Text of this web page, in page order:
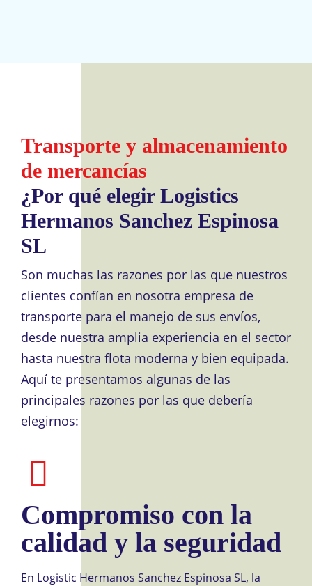
Transporte y almacenamiento
de mercancías
¿Por qué elegir Logistics
Hermanos Sanchez Espinosa
SL
Son muchas las razones por las que nuestros
clientes confían en nosotra empresa de
transporte para el manejo de sus envíos,
desde nuestra amplia experiencia en el sector
hasta nuestra flota moderna y bien equipada.
Aquí te presentamos algunas de las
principales razones por las que debería
elegirnos:
Compromiso con la
calidad y la seguridad
En Logistic Hermanos Sanchez Espinosa SL, la